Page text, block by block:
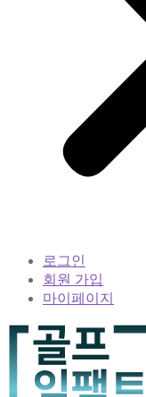
로그인
회원 가입
마이페이지